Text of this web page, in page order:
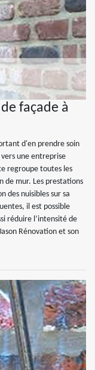
façade à
d'en prendre soin
une entreprise
regroupe toutes les
de mur. Les prestations
des nuisibles sur sa
il est possible
réduire l’intensité de
Rénovation et son